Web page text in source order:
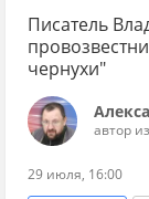
ЦРУ Сергей
Писатель
чернухи"
автор
29 июля, 16:00